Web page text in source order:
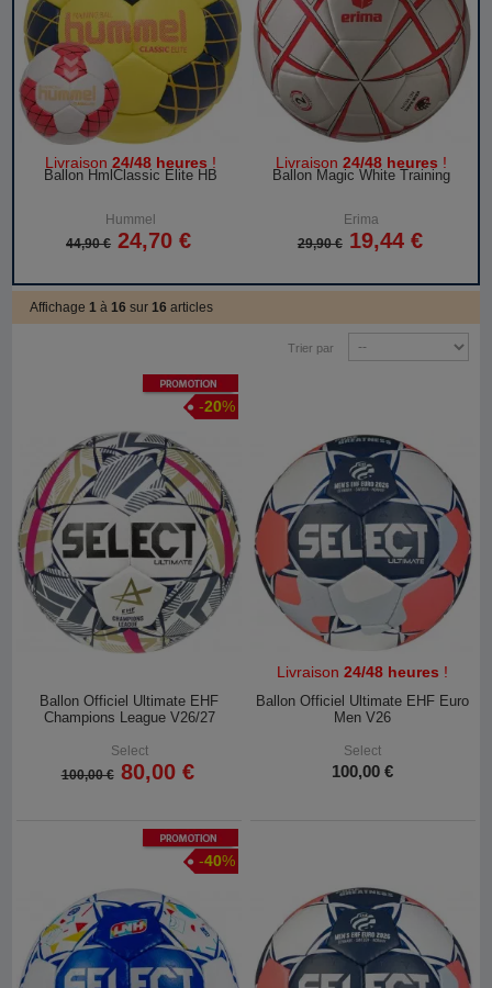
Livraison 24/48 heures !
Ballon HmlClassic Elite HB
Hummel
44,90 € 24,70 €
Livraison24/48 heures !
Ballon Magic White Training
Erima
29,90 € 19,44 €
Affichage1à16sur16articles
Trier par
Promotion
-20%
Ballon Officiel Ultimate EHF
Champions League V26/27
Select
100,00 € 80,00 €
Livraison24/48 heures !
Ballon Officiel Ultimate EHF Euro
Men V26
Select
100,00 €
Promotion
-40%